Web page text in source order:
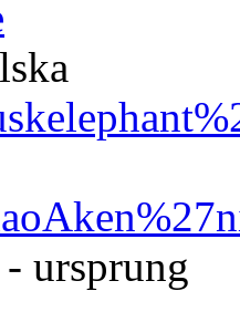
ursprung